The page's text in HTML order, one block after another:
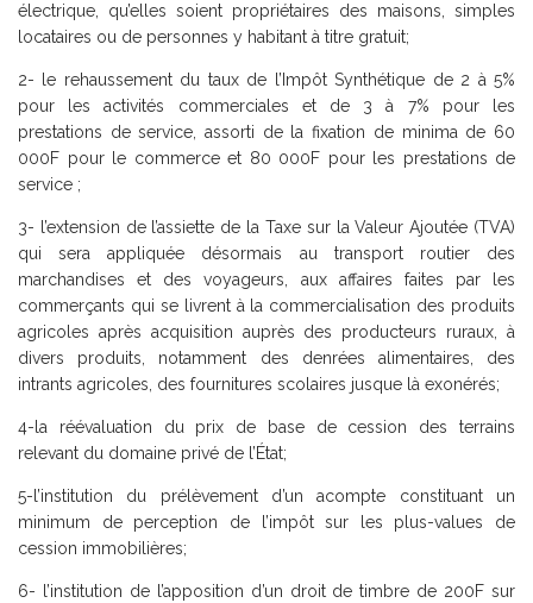
électrique, qu’elles soient propriétaires des maisons, simples
locataires ou de personnes y habitant à titre gratuit;
2- le rehaussement du taux de l’Impôt Synthétique de 2 à 5%
pour les activités commerciales et de 3 à 7% pour les
prestations de service, assorti de la fixation de minima de 60
000F pour le commerce et 80 000F pour les prestations de
service ;
3- l’extension de l’assiette de la Taxe sur la Valeur Ajoutée (TVA)
qui sera appliquée désormais au transport routier des
marchandises et des voyageurs, aux affaires faites par les
commerçants qui se livrent à la commercialisation des produits
agricoles après acquisition auprès des producteurs ruraux, à
divers produits, notamment des denrées alimentaires, des
intrants agricoles, des fournitures scolaires jusque là exonérés;
4-la réévaluation du prix de base de cession des terrains
relevant du domaine privé de l’État;
5-l’institution du prélèvement d’un acompte constituant un
minimum de perception de l’impôt sur les plus-values de
cession immobilières;
6- l’institution de l’apposition d’un droit de timbre de 200F sur